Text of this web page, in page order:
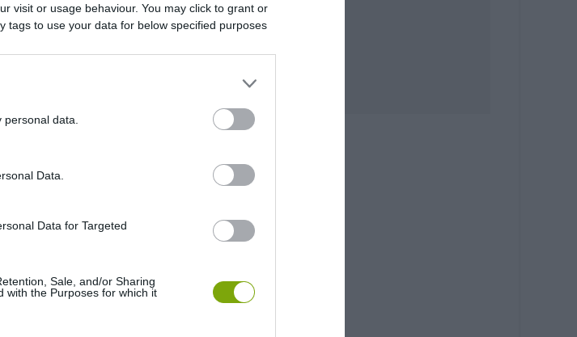
visit or usage behaviour. You may click to grant or
tags to use your data for below specified purposes
data.
Data.
Data for Targeted
Sale, and/or Sharing
with the Purposes for which it